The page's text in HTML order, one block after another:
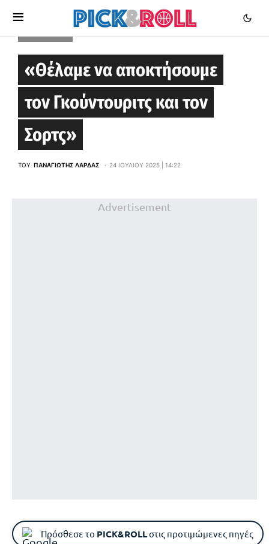
«Θέλαμε να αποκτήσουμε
τον Γκούντουριτς και τον
Σορτς»
ΤΟΥ ΠΑΝΑΓΙΏΤΗΣ ΛΆΡΔΑΣ 24 ΙΟΥΛΊΟΥ 2025 | 14:22
Advertisement
Πρόσθεσε το PICK&ROLLστις προτιμώμενες πηγές